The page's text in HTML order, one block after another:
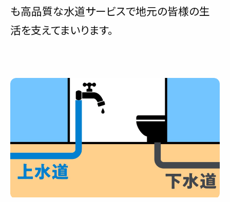
も高品質な水道サービスで地元の皆様の生
活を支えてまいります。